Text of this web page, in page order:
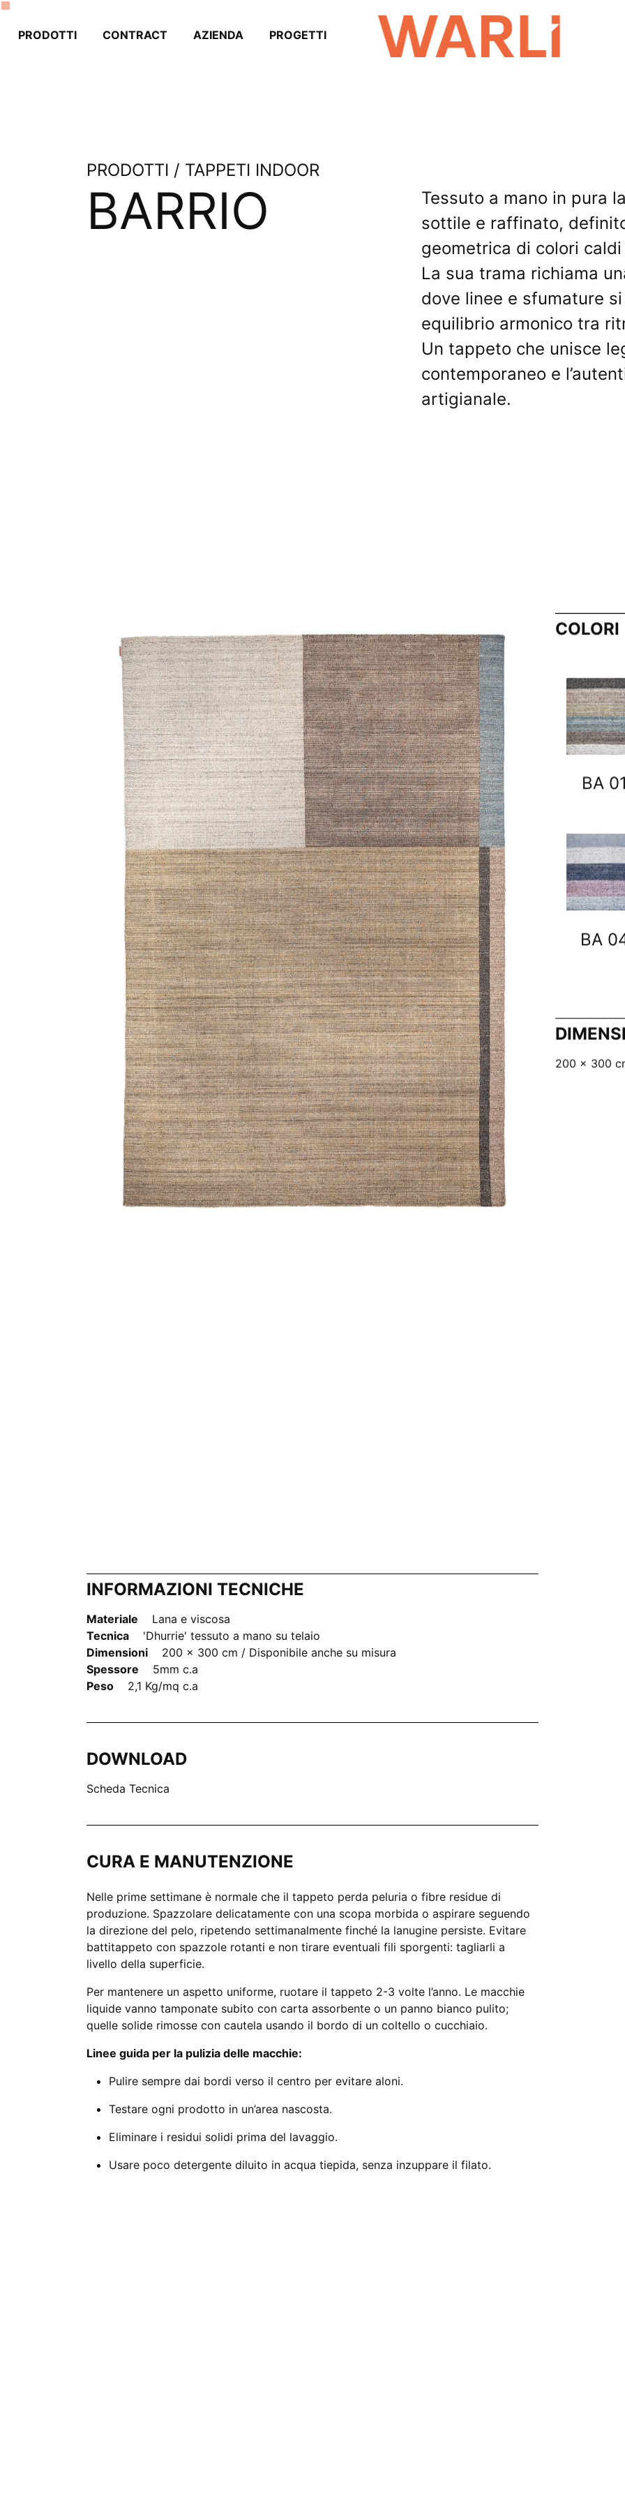
PRODOTTI CONTRACT AZIENDA PROGETTI
PRODOTTI / TAPPETI INDOOR
BARRIO Tessuto a mano in pura
sottile e raffinato,
geometrica di colori
La sua trama richiama
dove linee e sfumature
equilibrio armonico tra
Un tappeto che unisce
contemporaneo e
artigianale.
COLORI
BA 01
BA
200 x 300
INFORMAZIONI TECNICHE
Materiale
Lana e viscosa
Tecnica
'Dhurrie' tessuto a mano su telaio
Dimensioni
200 x 300 cm / Disponibile anche su misura
Spessore
5mm c.a
Peso
2,1 Kg/mq c.a
DOWNLOAD
Scheda Tecnica
CURA E MANUTENZIONE
Nelle prime settimane è normale che il tappeto perda peluria o fibre residue di
produzione. Spazzolare delicatamente con una scopa morbida o aspirare seguendo
la direzione del pelo, ripetendo settimanalmente finché la lanugine persiste. Evitare
battitappeto con spazzole rotanti e non tirare eventuali fili sporgenti: tagliarli a
livello della superficie.
Per mantenere un aspetto uniforme, ruotare il tappeto 2-3 volte l’anno. Le macchie
liquide vanno tamponate subito con carta assorbente o un panno bianco pulito;
quelle solide rimosse con cautela usando il bordo di un coltello o cucchiaio.
Linee guida per la pulizia delle macchie:
Pulire sempre dai bordi verso il centro per evitare aloni.
Testare ogni prodotto in un’area nascosta.
Eliminare i residui solidi prima del lavaggio.
Usare poco detergente diluito in acqua tiepida, senza inzuppare il filato.